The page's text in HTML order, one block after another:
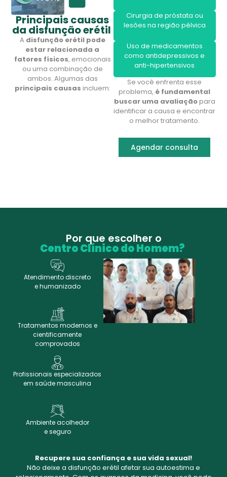
Principais causas
da disfunção erétil
A disfunção erétil pode
estar relacionada a
fatores físicos, emocionais
ou uma combinação de
ambos. Algumas das
principais causas incluem:
Cirurgia de próstata ou
lesões na região pélvica
Uso de medicamentos
como antidepressivos e
anti-hipertensivos
Se você enfrenta esse
problema, é fundamental
buscar uma avaliaçãopara
identificar a causa e encontrar
o melhor tratamento.
Agendar consulta
Por que escolher o
Centro Clínico do Homem?
Atendimento discreto
e humanizado
Tratamentos modernos e
cientificamente
comprovados
Profissionais especializados
em saúde masculina
Ambiente acolhedor
e seguro
Recupere sua confiança e sua vida sexual!
Não deixe a disfunção erétil afetar sua autoestima e